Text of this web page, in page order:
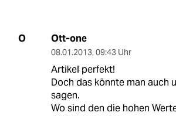
O Ott-one
08.01.2013, 09:43 Uhr
Artikel perfekt!
Doch das könnte man auch
sagen.
Wo sind den die hohen